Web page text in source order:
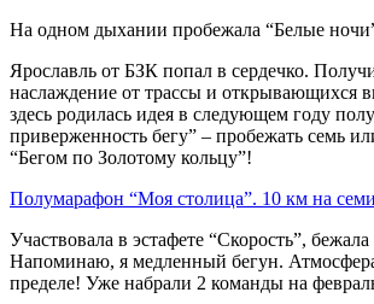
На одном дыхании пробежала “Белые
Ярославль от БЗК попал в сердечко.
наслаждение от трассы и открывающихся
здесь родилась идея в следующем году
приверженность бегу” – пробежать семь
“Бегом по Золотому кольцу”!
Полумарафон “Моя столица”. 10 км на
Участвовала в эстафете “Скорость”,
Напоминаю, я медленный бегун.
пределе! Уже набрали 2 команды на